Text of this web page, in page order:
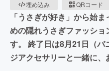
埋め込み
QRコード
「うさぎが好き」から始
めの隠れうさぎファッシ
す。 終了日は8月21日（
ジアクセサリーと一緒に、